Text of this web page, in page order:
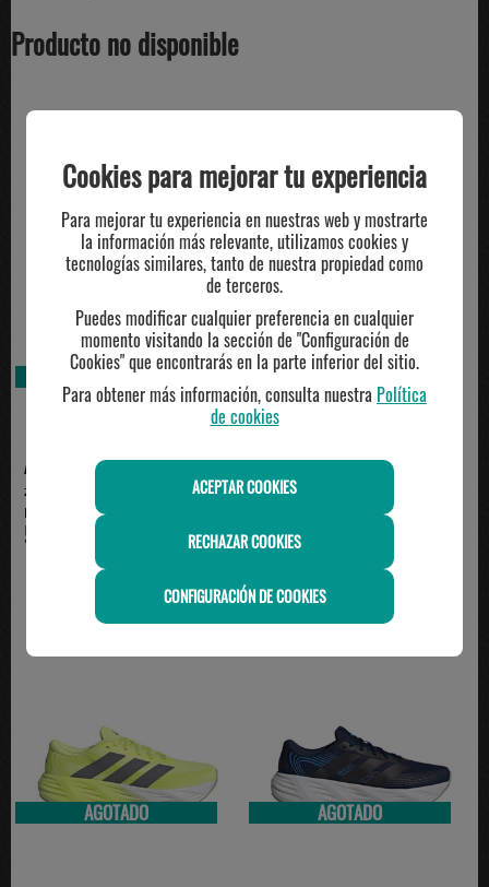
Producto no disponible
AGOTADO
ADIDAS
zapatilla adidas trail running
RUNFALCON 6 ATR...
59.95€
AGOTADO
ADIDAS
zapatilla running hombre GALAXY
54.95€
AGOTADO AGOTADO
Cookies para mejorar tu experiencia
Para mejorar tu experiencia en nuestras web y mostrarte
la información más relevante, utilizamos cookies y
tecnologías similares, tanto de nuestra propiedad como
de terceros.
Puedes modificar cualquier preferencia en cualquier
momento visitando la sección de "Configuración de
Cookies" que encontrarás en la parte inferior del sitio.
Para obtener más información, consulta nuestra Política
de cookies
ACEPTAR COOKIES
RECHAZAR COOKIES
CONFIGURACIÓN DE COOKIES